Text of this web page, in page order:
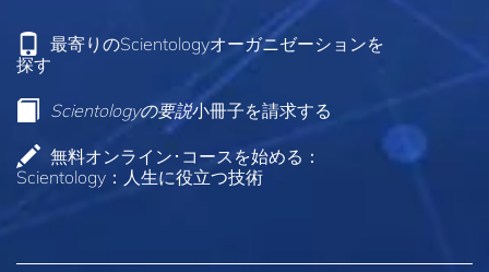
最寄りのScientologyオーガニゼーションを
探す
Scientologyの要説小冊子を請求する
無料オンライン･コースを始める：
Scientology：人生に役立つ技術